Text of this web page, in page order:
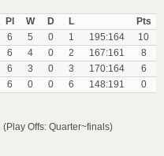
Pl
W D L
Pts
6 5 0 1 195:164
10
6 4 0 2 167:161
8
6 3 0 3 170:164
6
6 0 0 6 148:191 0
Offs: Quarter~finals)